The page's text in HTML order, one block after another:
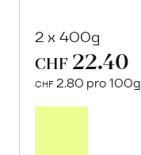
2 x 400g
CHF 22.40
CHF 2.80 pro 100g